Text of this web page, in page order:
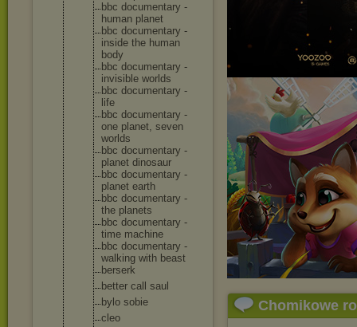
bbc documentary -
human planet
bbc documentary -
inside the human
body
bbc documentary -
invisible worlds
bbc documentary -
life
bbc documentary -
one planet, seven
worlds
bbc documentary -
planet dinosaur
bbc documentary -
planet earth
bbc documentary -
the planets
bbc documentary -
time machine
bbc documentary -
walking with beast
berserk
better call saul
bylo sobie
cleo
Chomikowe